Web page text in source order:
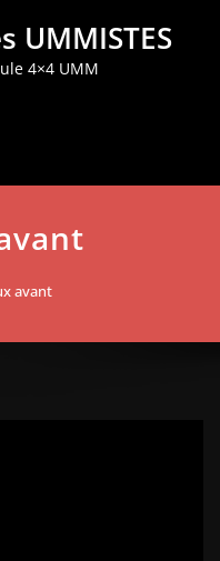
UMMISTES
4×4 UMM
masquer la navigation
avant